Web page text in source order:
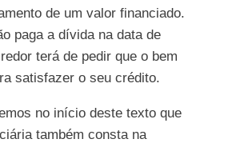
de um valor financiado.
paga a dívida na data de
terá de pedir que o bem
satisfazer o seu crédito.
no início deste texto que
também consta na